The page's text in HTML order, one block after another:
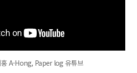
홍 A-Hong, Paper log 유튜브